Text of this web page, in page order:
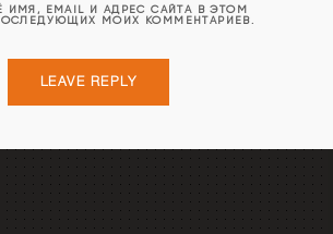
ИМЯ, EMAIL И АДРЕС САЙТА В ЭТОМ
МОИХ КОММЕНТАРИЕВ.